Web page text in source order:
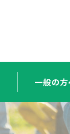
一般の